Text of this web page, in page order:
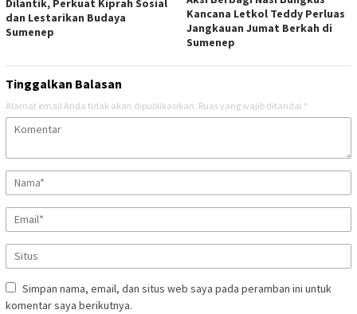
Dilantik, Perkuat Kiprah Sosial
dan Lestarikan Budaya
Sumenep
Kancana Letkol Teddy Perluas
Jangkauan Jumat Berkah di
Sumenep
Tinggalkan Balasan
Alamat email Anda tidak akan dipublikasikan. Ruas yang wajib ditandai *
Simpan nama, email, dan situs web saya pada peramban ini untuk
komentar saya berikutnya.